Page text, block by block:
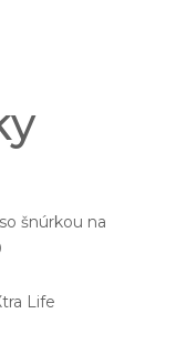
šnúrkou na
Life